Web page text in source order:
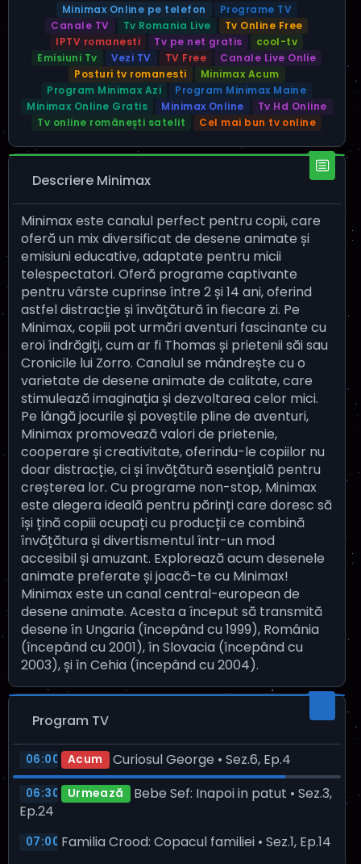
Minimax Online pe telefon
Programe TV
Canale TV
Tv Romania Live
Tv Online Free
IPTV romanesti
Tv pe net gratis
cool-tv
Emisiuni Tv
Vezi TV TV Free
Canale Live Onlie
Posturi tv romanesti
Minimax Acum
Program Minimax Azi
Program Minimax Maine
Minimax Online Gratis
Minimax Online
Tv Hd Online
Tv online românești satelit
Cel mai bun tv online
Descriere Minimax
Minimax este canalul perfect pentru copii, care
oferă un mix diversificat de desene animate și
emisiuni educative, adaptate pentru micii
telespectatori. Oferă programe captivante
pentru vârste cuprinse între 2 și 14 ani, oferind
astfel distracție și învățătură în fiecare zi. Pe
Minimax, copiii pot urmări aventuri fascinante cu
eroi îndrăgiți, cum ar fi Thomas și prietenii săi sau
Cronicile lui Zorro. Canalul se mândrește cu o
varietate de desene animate de calitate, care
stimulează imaginația și dezvoltarea celor mici.
Pe lângă jocurile și poveștile pline de aventuri,
Minimax promovează valori de prietenie,
cooperare și creativitate, oferindu-le copiilor nu
doar distracție, ci și învățătură esențială pentru
creșterea lor. Cu programe non-stop, Minimax
este alegera ideală pentru părinți care doresc să
își țină copiii ocupați cu producții ce combină
învățătura și divertismentul într-un mod
accesibil și amuzant. Explorează acum desenele
animate preferate și joacă-te cu Minimax!
Minimax este un canal central-european de
desene animate. Acesta a început să transmită
desene în Ungaria (începând cu 1999), România
(începând cu 2001), în Slovacia (începând cu
2003), și în Cehia (începând cu 2004).
Program TV
06:00 Acum Curiosul George • Sez.6, Ep.4
06:30 Urmează Bebe Sef: Inapoi in patut • Sez.3,
Ep.24
07:00 Familia Crood: Copacul familiei • Sez.1, Ep.14